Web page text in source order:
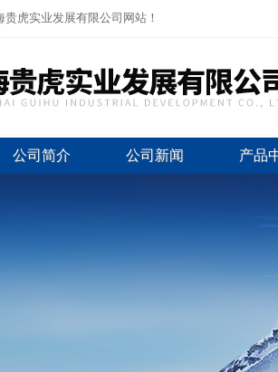
虎实业发展有限公司网站！
公司简介 公司新闻 产品